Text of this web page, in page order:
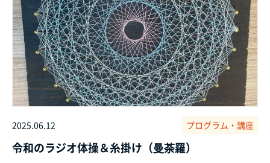
2025.06.12 プログラム・講座
令和のラジオ体操＆糸掛け（曼荼羅）